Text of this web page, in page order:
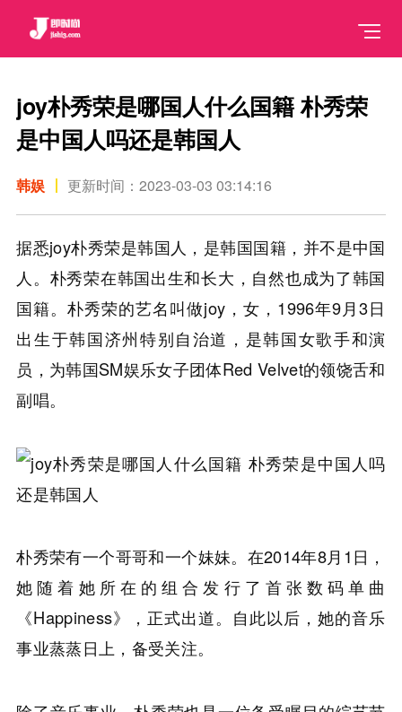
joy朴秀荣是哪国人什么国籍 朴秀荣
是中国人吗还是韩国人
韩娱 更新时间：2023-03-03 03:14:16
据悉joy朴秀荣是韩国人，是韩国国籍，并不是中国
人。朴秀荣在韩国出生和长大，自然也成为了韩国
国籍。朴秀荣的艺名叫做joy，女，1996年9月3日
出生于韩国济州特别自治道，是韩国女歌手和演
员，为韩国SM娱乐女子团体Red Velvet的领饶舌和
副唱。
朴秀荣有一个哥哥和一个妹妹。在2014年8月1日，
她随着她所在的组合发行了首张数码单曲
《Happiness》，正式出道。自此以后，她的音乐
事业蒸蒸日上，备受关注。